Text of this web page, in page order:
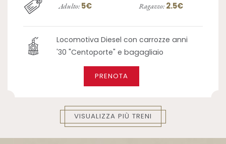
Adulto: 5€ Ragazzo: 2.5€
Locomotiva Diesel con carrozze anni
'30 "Centoporte" e bagagliaio
PRENOTA
VISUALIZZA PIÙ TRENI